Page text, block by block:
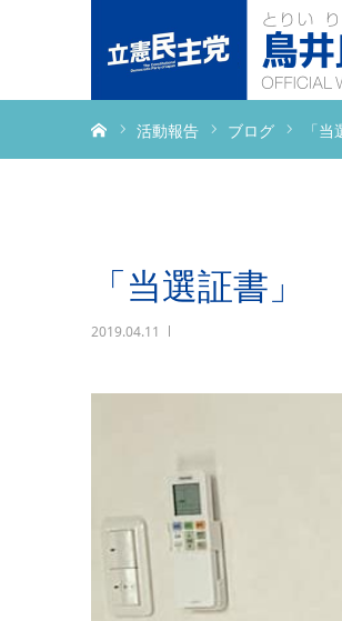
活動報告 ブログ 「当
「当選証書」
2019.04.11